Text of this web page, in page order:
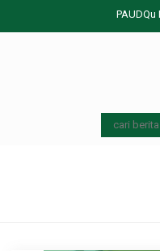
PAUDQu